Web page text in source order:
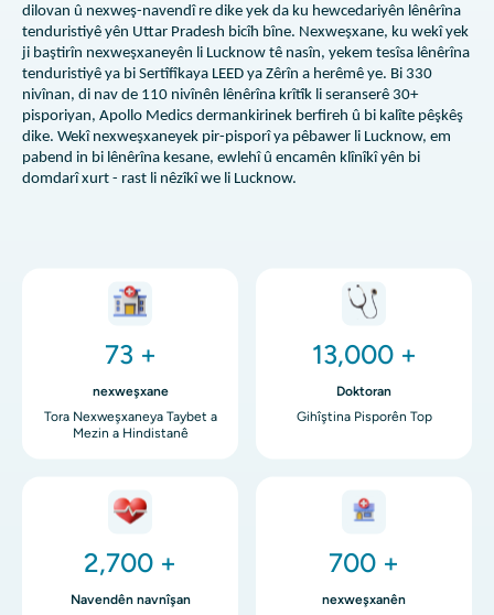
dilovan û nexweş-navendî re dike yek da ku hewcedariyên lênêrîna
tenduristiyê yên Uttar Pradesh bicîh bîne. Nexweşxane, ku wekî yek
ji baştirîn nexweşxaneyên li Lucknow tê nasîn, yekem tesîsa lênêrîna
tenduristiyê ya bi Sertîfîkaya LEED ya Zêrîn a herêmê ye. Bi 330
nivînan, di nav de 110 nivînên lênêrîna krîtîk li seranserê 30+
pisporiyan, Apollo Medics dermankirinek berfireh û bi kalîte pêşkêş
dike. Wekî nexweşxaneyek pir-pisporî ya pêbawer li Lucknow, em
pabend in bi lênêrîna kesane, ewlehî û encamên klînîkî yên bi
domdarî xurt - rast li nêzîkî we li Lucknow.
Wêne
73 +
nexweşxane
Tora Nexweşxaneya Taybet a
Mezin a Hindistanê
Wêne
13,000 +
Doktoran
Gihîştina Pisporên Top
Wêne
2,700 +
Navendên navnîşan
Wêne
700 +
nexweşxanên